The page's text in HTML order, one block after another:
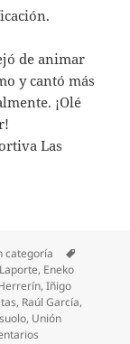
de animar
y cantó más
¡Olé
Las
categoría
, Eneko
,Iñigo
, Raúl García,
, Unión